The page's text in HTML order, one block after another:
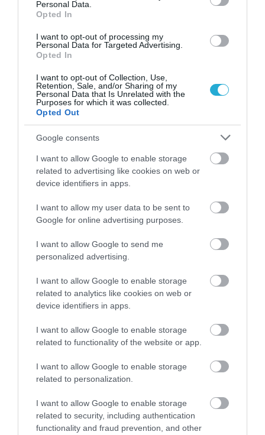
Personal Data.
Opted In
I want to opt-out of processing my
Personal Data for Targeted Advertising.
Opted In
I want to opt-out of Collection, Use,
Retention, Sale, and/or Sharing of my
Personal Data that Is Unrelated with the
Purposes for which it was collected.
Opted Out
Google consents
I want to allow Google to enable storage
related to advertising like cookies on web or
device identifiers in apps.
I want to allow my user data to be sent to
Google for online advertising purposes.
I want to allow Google to send me
personalized advertising.
I want to allow Google to enable storage
related to analytics like cookies on web or
device identifiers in apps.
I want to allow Google to enable storage
related to functionality of the website or app.
I want to allow Google to enable storage
related to personalization.
I want to allow Google to enable storage
related to security, including authentication
functionality and fraud prevention, and other
ΡΟΗ ΕΙΔΗΣΕΩΝ
πληγείσες περιοχές, 118
χαρακτηρίστηκαν κόκκινα
ΙΩΑΝΝΑ ΠΥΛΟΥΔΗ
Σαμοθράκη: 15χρονη τραυματίστηκε στο
κεφάλι στη Γριά Βάθρα– Η ίδια κάλεσε το
112, στήθηκε μεγάλη επιχείρηση
06.08.2026 | 19:58
Καταγγελίες-σοκ για τη Ζάκυνθο: 8
βιασμοί μέσα σε 20 ημέρες, 200 ασθενείς
καθημερινά στο Νοσοκομείο
06.08.2026 | 19:49
Βρετανίδας που βρέθηκε νεκρή σε
βαλίτσα -“Ήταν ανιδιοτελής άνθρωπος”
ΙΩΑΝΝΑ ΠΥΛΟΥΔΗ
PODCASTS
Μπαλατσούκας pagenews.gr:«Η κυβέρνηση θυμάται τους
πυροσβέστες όταν τους λέει ήρωες–όχι όταν ζητούν
στήριξη»